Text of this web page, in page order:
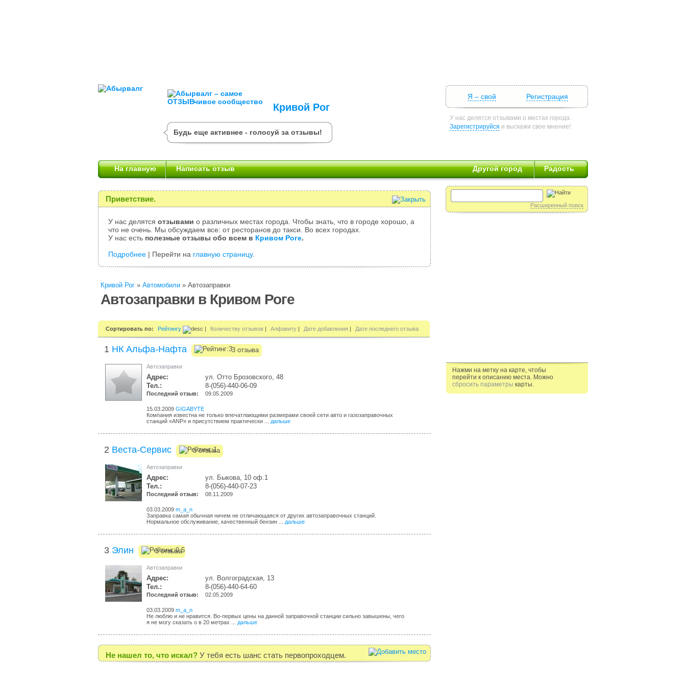
Кривой Рог
Будь еще активнее - голосуй за отзывы!
Я – свой Регистрация
У нас делятся отзывами о местах города.
Зарегистрируйся и выскажи свое мнение!
На главную Написать отзыв Другой город Радость
Приветствие.
У нас делятся отзывами о различных местах города. Чтобы знать, что в городе хорошо, а
что не очень. Мы обсуждаем все: от ресторанов до такси. Во всех городах.
У нас есть полезные отзывы обо всем в Кривом Роге.
Подробнее | Перейти на главную страницу.
Кривой Рог » Автомобили » Автозаправки
Автозаправки в Кривом Роге
Сортировать по: Рейтингу | Количеству отзывов | Алфавиту | Дате добавления | Дате последнего отзыва
1 НК Альфа-Нафта 3 отзыва
Автозаправки
Адрес:
ул. Отто Брозовского, 48
Тел.:
8-(056)-440-06-09
Последний отзыв: 09.05.2009
15.03.2009 GIGABYTE
Компания известна не только впечатлающими размерами своей сети авто и газозаправочных
станций «ANP» и присутствием практически ... дальше
2 Веста-Сервис 3 отзыва
Автозаправки
Адрес:
ул. Быкова, 10 оф.1
Тел.:
8-(056)-440-07-23
Последний отзыв: 08.11.2009
03.03.2009 m_a_n
Заправка самая обычная ничем не отличающаяся от других автозаправочных станций.
Нормальное обслуживание, качественный бензин ... дальше
3 Элин 3 отзыва
Автозаправки
Адрес:
ул. Волгоградская, 13
Тел.:
8-(056)-440-64-60
Последний отзыв: 02.05.2009
03.03.2009 m_a_n
Не люблю и не нравится. Во-первых цены на данной заправочной станции сильно завышены, чего
я не могу сказать о в 20 метрах ... дальше
Не нашел то, что искал? У тебя есть шанс стать первопроходцем.
Расширенный поиск
Нажми на метку на карте, чтобы
перейти к описанию места. Можно
сбросить параметры карты.